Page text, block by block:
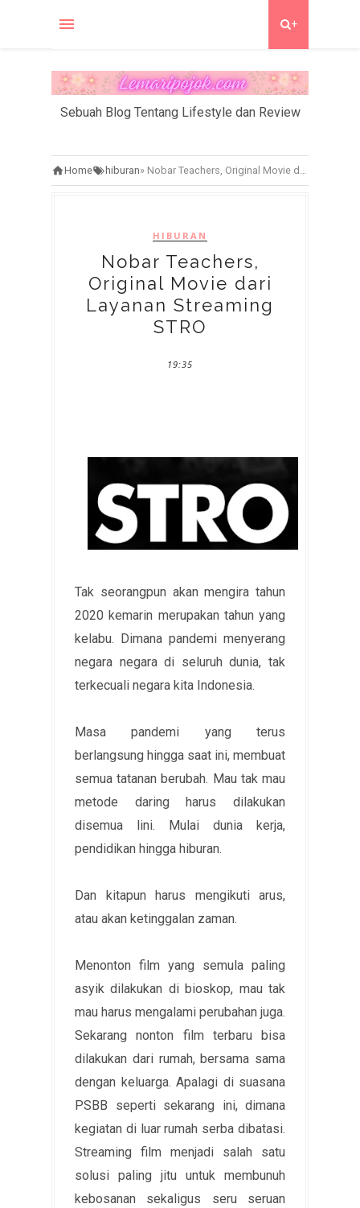
+
Sebuah Blog Tentang Lifestyle dan Review
Home hiburan» Nobar Teachers, Original Movie dari Layanan Streaming STRO
HIBURAN
Nobar Teachers,
Original Movie dari
Layanan Streaming
STRO
19:35
Tak seorangpun akan mengira tahun
2020 kemarin merupakan tahun yang
kelabu. Dimana pandemi menyerang
negara negara di seluruh dunia, tak
terkecuali negara kita Indonesia.
Masa pandemi yang terus
berlangsung hingga saat ini, membuat
semua tatanan berubah. Mau tak mau
metode daring harus dilakukan
disemua lini. Mulai dunia kerja,
pendidikan hingga hiburan.
Dan kitapun harus mengikuti arus,
atau akan ketinggalan zaman.
Menonton film yang semula paling
asyik dilakukan di bioskop, mau tak
mau harus mengalami perubahan juga.
Sekarang nonton film terbaru bisa
dilakukan dari rumah, bersama sama
dengan keluarga. Apalagi di suasana
PSBB seperti sekarang ini, dimana
kegiatan di luar rumah serba dibatasi.
Streaming film menjadi salah satu
solusi paling jitu untuk membunuh
kebosanan sekaligus seru seruan